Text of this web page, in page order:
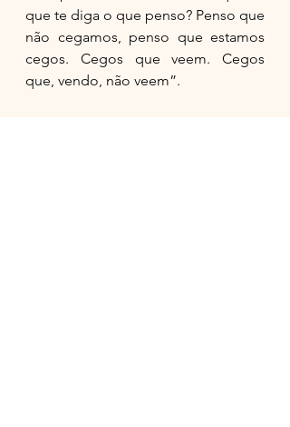
que te diga o que penso? Penso que
não cegamos, penso que estamos
cegos. Cegos que veem. Cegos
que, vendo, não veem”.